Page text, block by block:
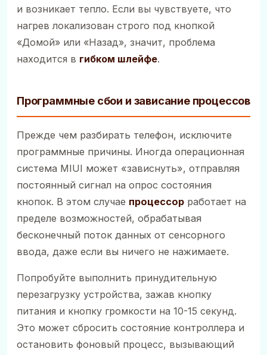
и возникает тепло. Если вы чувствуете, что
нагрев локализован строго под кнопкой
«Домой» или «Назад», значит, проблема
находится в гибком шлейфе.
Программные сбои и зависание процессов
Прежде чем разбирать телефон, исключите
программные причины. Иногда операционная
система MIUI может «зависнуть», отправляя
постоянный сигнал на опрос состояния
кнопок. В этом случае процессор работает на
пределе возможностей, обрабатывая
бесконечный поток данных от сенсорного
ввода, даже если вы ничего не нажимаете.
Попробуйте выполнить принудительную
перезагрузку устройства, зажав кнопку
питания и кнопку громкости на 10-15 секунд.
Это может сбросить состояние контроллера и
остановить фоновый процесс, вызывающий